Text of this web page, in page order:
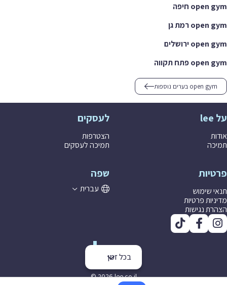
בכל זמן
open gym חיפה
open gym רמת גן
open gym ירושלים
open gym פתח תקווה
open gym בערים נוספות
על lee
אודות
תמיכה
לעסקים
הצטרפות
תמיכה לעסקים
פרטיות
תנאי שימוש
מדיניות פרטיות
הצהרת נגישות
שפה
עברית
© 2026 lee co il